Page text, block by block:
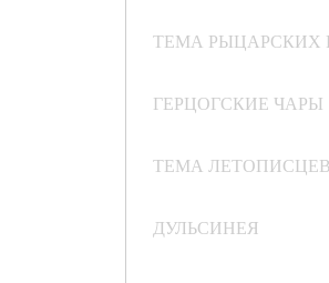
ТЕМА РЫЦАРСКИХ
ГЕРЦОГСКИЕ ЧАРЫ
ТЕМА ЛЕТОПИСЦЕВ
ДУЛЬСИНЕЯ